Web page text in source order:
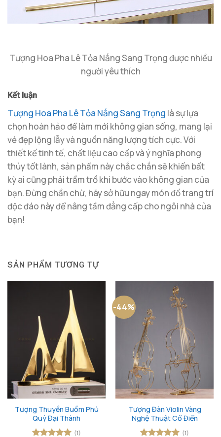
Tượng Hoa Pha Lê Tỏa Nắng Sang Trọng được nhiều
người yêu thích
Kết luận
Tượng Hoa Pha Lê Tỏa Nắng Sang Trọng là sự lựa
chọn hoàn hảo để làm mới không gian sống, mang lại
vẻ đẹp lộng lẫy và nguồn năng lượng tích cực. Với
thiết kế tinh tế, chất liệu cao cấp và ý nghĩa phong
thủy tốt lành, sản phẩm này chắc chắn sẽ khiến bất
kỳ ai cũng phải trầm trồ khi bước vào không gian của
bạn. Đừng chần chừ, hãy sở hữu ngay món đồ trang trí
độc đáo này để nâng tầm đẳng cấp cho ngôi nhà của
bạn!
SẢN PHẨM TƯƠNG TỰ
Tượng Thuyền Buồm Phú
Quý Đại Thành
(1)
-44%
Tượng Đàn Violin Vàng
Nghệ Thuật Cổ Điển
(1)